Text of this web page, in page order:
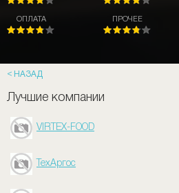
ОПЛАТА ПРОЧЕЕ
НАЗАД
Лучшие компании
VIRTEX-FOOD
ТехАргос